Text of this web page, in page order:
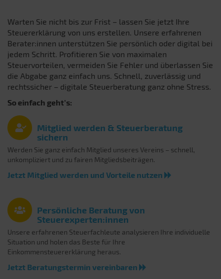
Warten Sie nicht bis zur Frist – lassen Sie jetzt Ihre
Steuererklärung von uns erstellen. Unsere erfahrenen
Berater:innen unterstützen Sie persönlich oder digital bei
jedem Schritt. Profitieren Sie von maximalen
Steuervorteilen, vermeiden Sie Fehler und überlassen Sie
die Abgabe ganz einfach uns. Schnell, zuverlässig und
rechtssicher – digitale Steuerberatung ganz ohne Stress.
So einfach geht’s:
Mitglied werden & Steuerberatung
sichern
Werden Sie ganz einfach Mitglied unseres Vereins – schnell,
unkompliziert und zu fairen Mitgliedsbeiträgen.
Jetzt Mitglied werden und Vorteile nutzen
Persönliche Beratung von
Steuerexperten:innen
Unsere erfahrenen Steuerfachleute analysieren Ihre individuelle
Situation und holen das Beste für Ihre
Einkommensteuererklärung heraus.
Jetzt Beratungstermin vereinbaren